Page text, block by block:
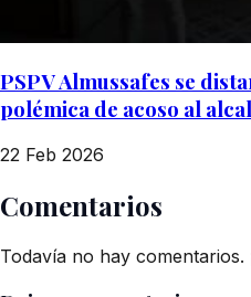
PSPV Almussafes se
polémica de acoso al
22 Feb 2026
Comentarios
Todavía no hay